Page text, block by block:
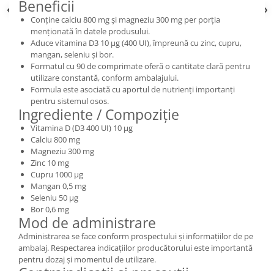
Beneficii
Conține calciu 800 mg și magneziu 300 mg per porția
menționată în datele produsului.
Aduce vitamina D3 10 µg (400 UI), împreună cu zinc, cupru,
mangan, seleniu și bor.
Formatul cu 90 de comprimate oferă o cantitate clară pentru
utilizare constantă, conform ambalajului.
Formula este asociată cu aportul de nutrienți importanți
pentru sistemul osos.
Ingrediente / Compoziție
Vitamina D (D3 400 UI) 10 µg
Calciu 800 mg
Magneziu 300 mg
Zinc 10 mg
Cupru 1000 µg
Mangan 0,5 mg
Seleniu 50 µg
Bor 0,6 mg
Mod de administrare
Administrarea se face conform prospectului și informațiilor de pe
ambalaj. Respectarea indicațiilor producătorului este importantă
pentru dozaj și momentul de utilizare.